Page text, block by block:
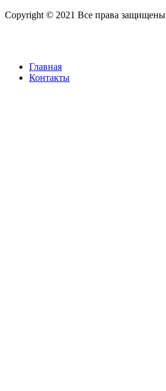
Copyright © 2021 Все права защищены
Главная
Контакты